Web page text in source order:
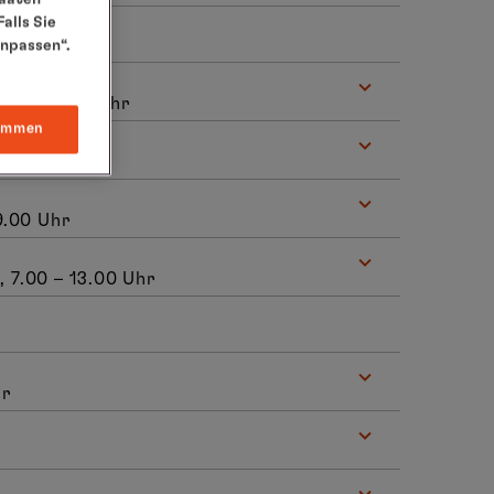
– 24.00 Uhr
Uhr
, 7.00 – 13.00 Uhr
Sie